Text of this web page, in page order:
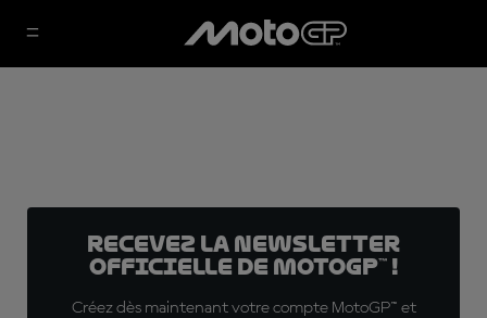
Recevez la Newsletter
officielle de MotoGP™ !
Créez dès maintenant votre compte MotoGP™ et